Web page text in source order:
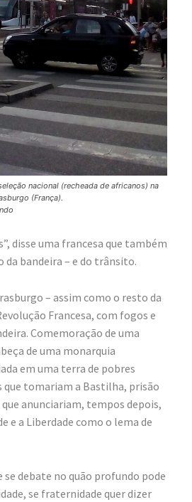
nacional (recheada de africanos) na
(França).
disse uma francesa que também
da bandeira – e do trânsito.
– assim como o resto da
Francesa, com fogos e
Comemoração de uma
de uma monarquia
em uma terra de pobres
que tomariam a Bastilha, prisão
anunciariam, tempos depois,
e a Liberdade como o lema de
se debate no quão profundo pode
se fraternidade quer dizer